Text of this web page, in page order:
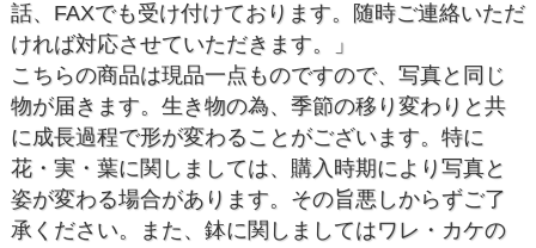
話、FAXでも受け付けております。随時ご連絡いただ
ければ対応させていただきます。」
こちらの商品は現品一点ものですので、写真と同じ
物が届きます。生き物の為、季節の移り変わりと共
に成長過程で形が変わることがございます。特に
花・実・葉に関しましては、購入時期により写真と
姿が変わる場合があります。その旨悪しからずご了
承ください。また、鉢に関しましてはワレ・カケの